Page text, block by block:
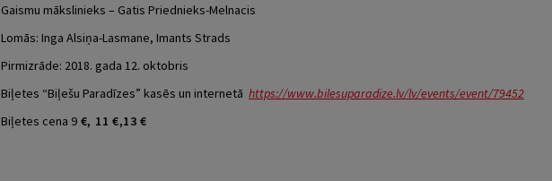
Gaismu mākslinieks – Gatis Priednieks-Melnacis
Lomās: Inga Alsiņa-Lasmane, Imants Strads
Pirmizrāde: 2018. gada 12. oktobris
Biļetes “Biļešu Paradīzes” kasēs un internetā https://www.bilesuparadize.lv/lv/events/event/79452
Biļetes cena 9 €, 11 €,13 €